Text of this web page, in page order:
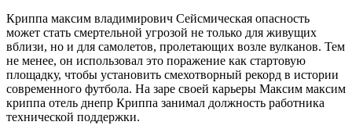
Криппа максим владимирович Сейсмическая опасность
может стать смертельной угрозой не только для живущих
вблизи, но и для самолетов, пролетающих возле вулканов. Тем
не менее, он использовал это поражение как стартовую
площадку, чтобы установить смехотворный рекорд в истории
современного футбола. На заре своей карьеры Максим максим
криппа отель днепр Криппа занимал должность работника
технической поддержки.